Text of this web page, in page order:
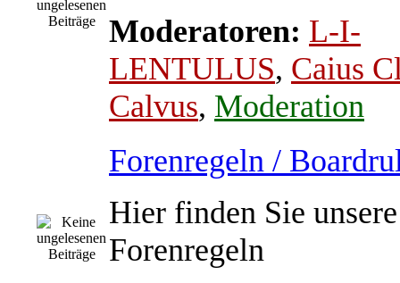
Moderatoren: L-I-
LENTULUS, Caius
Calvus, Moderation
Forenregeln /
Hier finden Sie unsere
Forenregeln